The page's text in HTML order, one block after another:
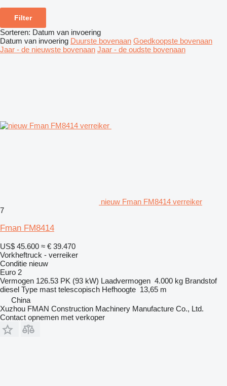
Filter
Sorteren: Datum van invoering
Datum van invoering Duurste bovenaan Goedkoopste bovenaan
Jaar - de nieuwste bovenaan Jaar - de oudste bovenaan
nieuw Fman FM8414 verreiker
7
Fman FM8414
US$ 45.600 ≈ € 39.470
Vorkheftruck - verreiker
Conditie nieuw
Euro 2
Vermogen 126.53 PK (93 kW) Laadvermogen 4.000 kg Brandstof
diesel Type mast telescopisch Hefhoogte 13,65 m
China
Xuzhou FMAN Construction Machinery Manufacture Co., Ltd.
Contact opnemen met verkoper